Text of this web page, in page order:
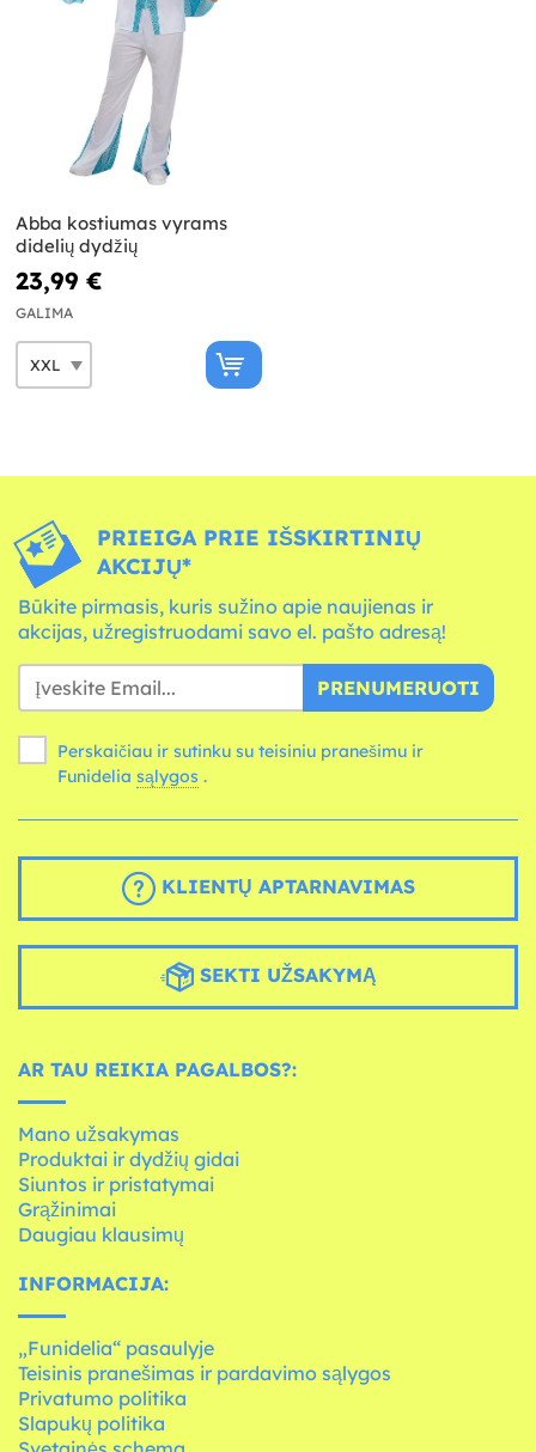
Abba kostiumas vyrams
didelių dydžių
23,99 €
GALIMA
PRIEIGA PRIE IŠSKIRTINIŲ
AKCIJŲ*
Būkite pirmasis, kuris sužino apie naujienas ir
akcijas, užregistruodami savo el. pašto adresą!
PRENUMERUOTI
Perskaičiau ir sutinku su teisiniu pranešimu ir
Funidelia sąlygos .
KLIENTŲ APTARNAVIMAS
SEKTI UŽSAKYMĄ
AR TAU REIKIA PAGALBOS?:
Mano užsakymas
Produktai ir dydžių gidai
Siuntos ir pristatymai
Grąžinimai
Daugiau klausimų
INFORMACIJA:
„Funidelia“ pasaulyje
Teisinis pranešimas ir pardavimo sąlygos
Privatumo politika
Slapukų politika